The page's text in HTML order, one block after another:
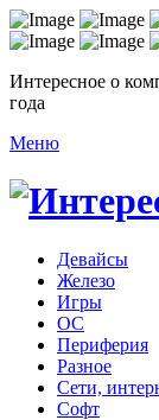
Интересное о
года
Меню
Девайсы
Железо
Игры
ОС
Периферия
Разное
Сети,
Софт